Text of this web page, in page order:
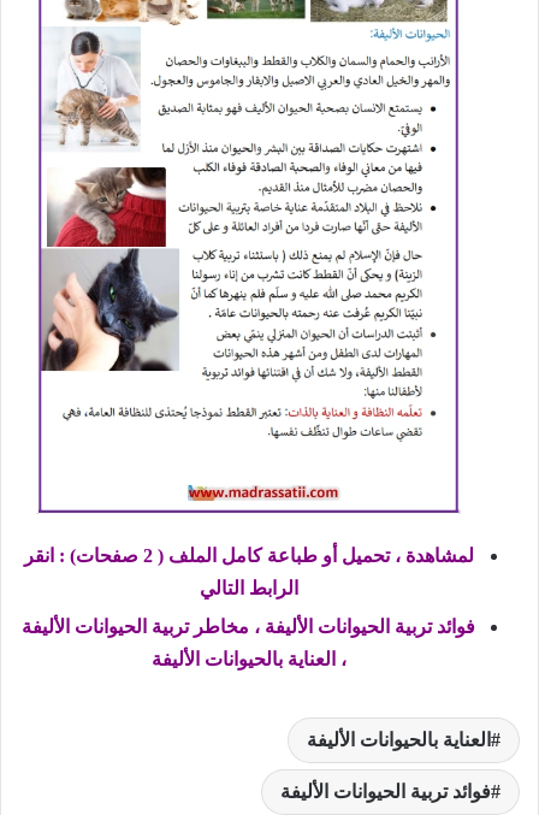
لمشاهدة ، تحميل أو طباعة كامل الملف ( 2 صفحات) : انقر
الرابط التالي
فوائد تربية الحيوانات الأليفة ، مخاطر تربية الحيوانات الأليفة
، العناية بالحيوانات الأليفة
العناية بالحيوانات الأليفة
فوائد تربية الحيوانات الأليفة